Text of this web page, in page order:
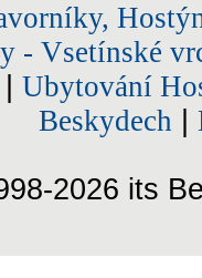
- Vsetínské
Ubytování
Beskydech
2026 its